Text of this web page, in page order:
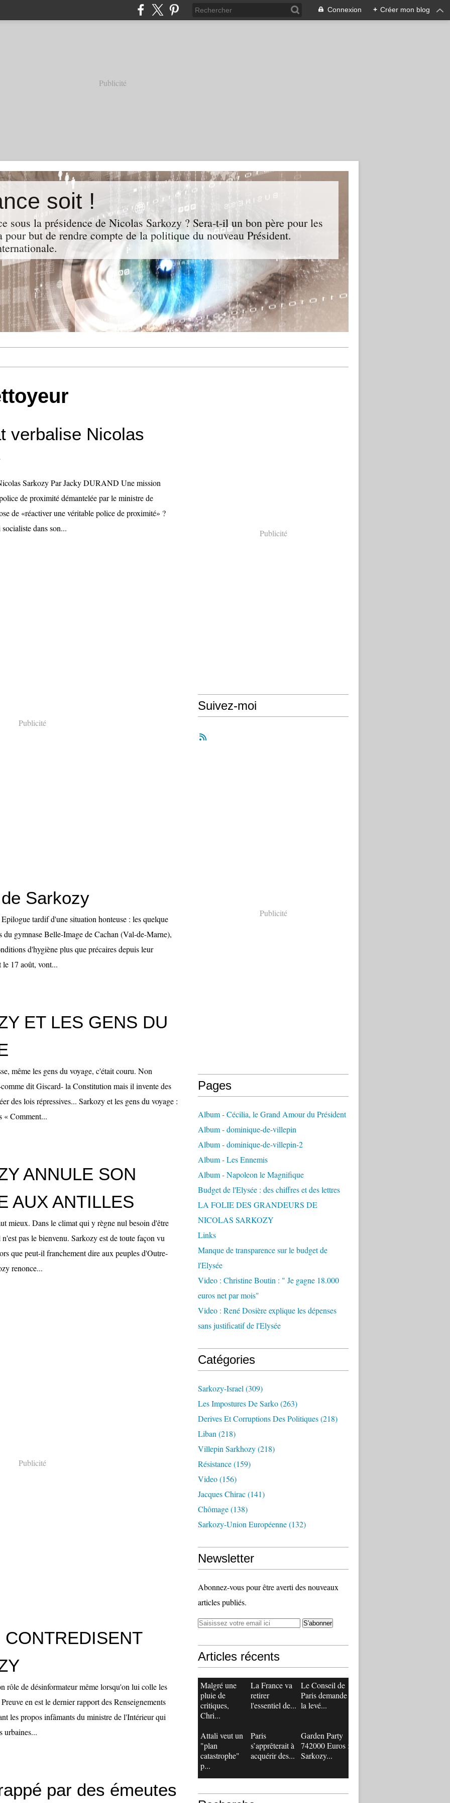
Connexion + Créer mon blog
Publicité
soit !
sous la présidence de Nicolas Sarkozy ? Sera-t-il un bon père pour les
pour but de rendre compte de la politique du nouveau Président.
verbalise Nicolas
Sarkozy Par Jacky DURAND Une mission
de proximité démantelée par le ministre de
de «réactiver une véritable police de proximité» ?
dans son...
Publicité
Sarkozy
tardif d'une situation honteuse : les quelque
du gymnase Belle-Image de Cachan (Val-de-Marne),
d'hygiène plus que précaires depuis leur
le 17 août, vont...
ET LES GENS DU
même les gens du voyage, c'était couru. Non
dit Giscard- la Constitution mais il invente des
des lois répressives... Sarkozy et les gens du voyage :
« Comment...
ANNULE SON
AUX ANTILLES
mieux. Dans le climat qui y règne nul besoin d'être
pas le bienvenu. Sarkozy est de toute façon vu
que peut-il franchement dire aux peuples d'Outre-
renonce...
Publicité
CONTREDISENT
rôle de désinformateur même lorsqu'on lui colle les
en est le dernier rapport des Renseignements
les propos infâmants du ministre de l'Intérieur qui
urbaines...
par des émeutes
Publicité
Suivez-moi
Publicité
Pages
Album - Cécilia, le Grand Amour du Président
Album - dominique-de-villepin
Album - dominique-de-villepin-2
Album - Les Ennemis
Album - Napoleon le Magnifique
Budget de l'Elysée : des chiffres et des lettres
LA FOLIE DES GRANDEURS DE
NICOLAS SARKOZY
Links
Manque de transparence sur le budget de
l'Elysée
Video : Christine Boutin : " Je gagne 18.000
euros net par mois"
Video : René Dosière explique les dépenses
sans justificatif de l'Elysée
Catégories
Sarkozy-Israel (309)
Les Impostures De Sarko(263)
Derives Et Corruptions Des Politiques(218)
Liban (218)
Villepin Sarkhozy(218)
Résistance(159)
Video(156)
Jacques Chirac(141)
Chômage(138)
Sarkozy-Union Européenne(132)
Newsletter
Abonnez-vous pour être averti des nouveaux
articles publiés.
Articles récents
Malgré une
pluie de
critiques,
Chri...
La France va
retirer
l'essentiel de...
Le Conseil de
Paris demande
la levé...
Attali veut un
"plan
catastrophe"
p...
Paris
s’apprêterait à
acquérir des...
Garden Party
742000 Euros :
Sarkozy...